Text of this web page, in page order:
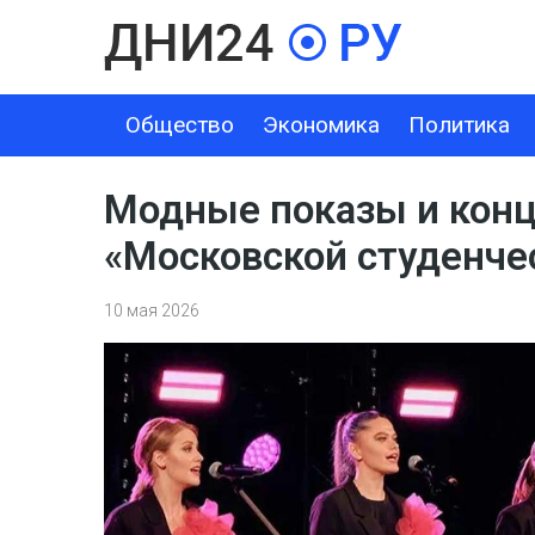
Общество Экономика Политика
ЭКОНОМИКА ПОЛИТИКА ШОУ-БИЗНЕС
Модные показы и
«Московской
10 мая 2026